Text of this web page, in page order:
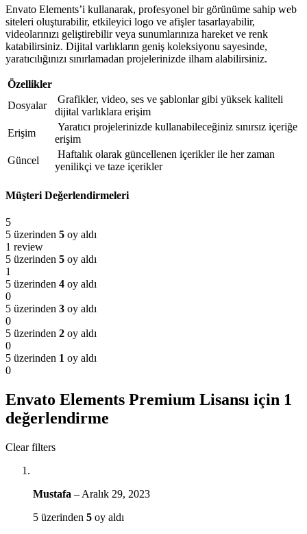
Envato Elements’i kullanarak, profesyonel bir görünüme sahip web
siteleri oluşturabilir, etkileyici logo ve afişler tasarlayabilir,
videolarınızı geliştirebilir veya sunumlarınıza hareket ve renk
katabilirsiniz. Dijital varlıkların geniş koleksiyonu sayesinde,
yaratıcılığınızı sınırlamadan projelerinizde ilham alabilirsiniz.
Özellikler
Dosyalar
Grafikler, video, ses ve şablonlar gibi yüksek kaliteli
dijital varlıklara erişim
Erişim
Yaratıcı projelerinizde kullanabileceğiniz sınırsız içeriğe
erişim
Güncel
Haftalık olarak güncellenen içerikler ile her zaman
yenilikçi ve taze içerikler
Müşteri Değerlendirmeleri
5
5 üzerinden 5 oy aldı
1 review
5 üzerinden 5 oy aldı
1
5 üzerinden 4 oy aldı
0
5 üzerinden 3 oy aldı
0
5 üzerinden 2 oy aldı
0
5 üzerinden 1 oy aldı
0
Envato Elements Premium Lisansı için 1
değerlendirme
Clear filters
Mustafa – Aralık 29, 2023
5 üzerinden 5 oy aldı